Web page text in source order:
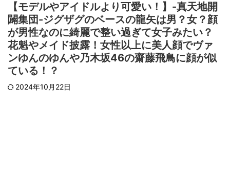
【モデルやアイドルより可愛い！】-真天地開
闢集団-ジグザグのベースの龍矢は男？女？顔
が男性なのに綺麗で整い過ぎて女子みたい？
花魁やメイド披露！女性以上に美人顔でヴァ
ンゆんのゆんや乃木坂46の齋藤飛鳥に顔が似
ている！？
2024年10月22日